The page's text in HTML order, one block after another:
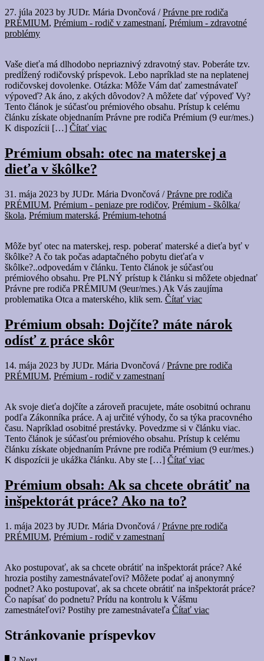
27. júla 2023 by JUDr. Mária Dvončová /Právne pre rodiča
PRÉMIUM, Prémium - rodič v zamestnaní, Prémium - zdravotné
problémy
Vaše dieťa má dlhodobo nepriaznivý zdravotný stav. Poberáte tzv.
predĺžený rodičovský príspevok. Lebo napríklad ste na neplatenej
rodičovskej dovolenke. Otázka: Môže Vám dať zamestnávateľ
výpoveď? Ak áno, z akých dôvodov? A môžete dať výpoveď Vy?
Tento článok je súčasťou prémiového obsahu. Prístup k celému
článku získate objednaním Právne pre rodiča Prémium (9 eur/mes.)
K dispozícii […] Čítať viac
Prémium obsah: otec na materskej a
dieťa v škôlke?
31. mája 2023 by JUDr. Mária Dvončová /Právne pre rodiča
PRÉMIUM, Prémium - peniaze pre rodičov, Prémium - škôlka/
škola, Prémium materská, Prémium-tehotná
Môže byť otec na materskej, resp. poberať materské a dieťa byť v
škôlke? A čo tak počas adaptačného pobytu dieťaťa v
škôlke?..odpovedám v článku. Tento článok je súčasťou
prémiového obsahu. Pre PLNÝ prístup k článku si môžete objednať
Právne pre rodiča PRÉMIUM (9eur/mes.) Ak Vás zaujíma
problematika Otca a materského, klik sem. Čítať viac
Prémium obsah: Dojčíte? máte nárok
odísť z práce skôr
14. mája 2023 by JUDr. Mária Dvončová /Právne pre rodiča
PRÉMIUM, Prémium - rodič v zamestnaní
Ak svoje dieťa dojčíte a zároveň pracujete, máte osobitnú ochranu
podľa Zákonníka práce. A aj určité výhody, čo sa týka pracovného
času. Napríklad osobitné prestávky. Povedzme si v článku viac.
Tento článok je súčasťou prémiového obsahu. Prístup k celému
článku získate objednaním Právne pre rodiča Prémium (9 eur/mes.)
K dispozícii je ukážka článku. Aby ste […] Čítať viac
Prémium obsah: Ak sa chcete obrátiť na
inšpektorát práce? Ako na to?
1. mája 2023 by JUDr. Mária Dvončová /Právne pre rodiča
PRÉMIUM, Prémium - rodič v zamestnaní
Ako postupovať, ak sa chcete obrátiť na inšpektorát práce? Aké
hrozia postihy zamestnávateľovi? Môžete podať aj anonymný
podnet? Ako postupovať, ak sa chcete obrátiť na inšpektorát práce?
Čo napísať do podnetu? Prídu na kontrolu k Vášmu
zamestnáteľovi? Postihy pre zamestnávateľa Čítať viac
Stránkovanie príspevkov